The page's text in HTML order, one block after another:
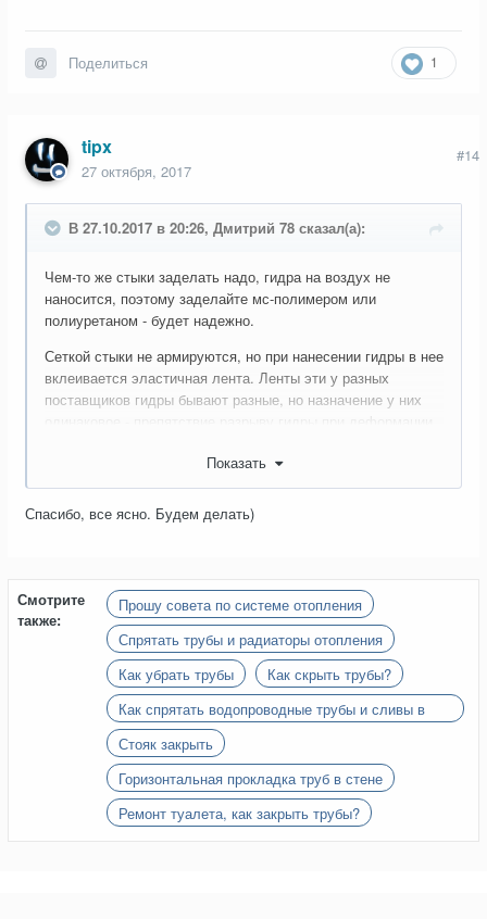
1
Поделиться
tipx
27 октября, 2017
#14
В 27.10.2017 в 20:26, Дмитрий 78 сказал(а):
Чем-то же стыки заделать надо, гидра на воздух не
наносится, поэтому заделайте мс-полимером или
полиуретаном - будет надежно.
Сеткой стыки не армируются, но при нанесении гидры в нее
вклеивается эластичная лента. Ленты эти у разных
поставщиков гидры бывают разные, но назначение у них
Показать
Спасибо, все ясно. Будем делать)
Смотрите
также:
Прошу совета по системе отопления
Спрятать трубы и радиаторы отопления
Как убрать трубы
Как скрыть трубы?
Как спрятать водопроводные трубы и сливы в
ванной и на кухне
Стояк закрыть
Горизонтальная прокладка труб в стене
Ремонт туалета, как закрыть трубы?